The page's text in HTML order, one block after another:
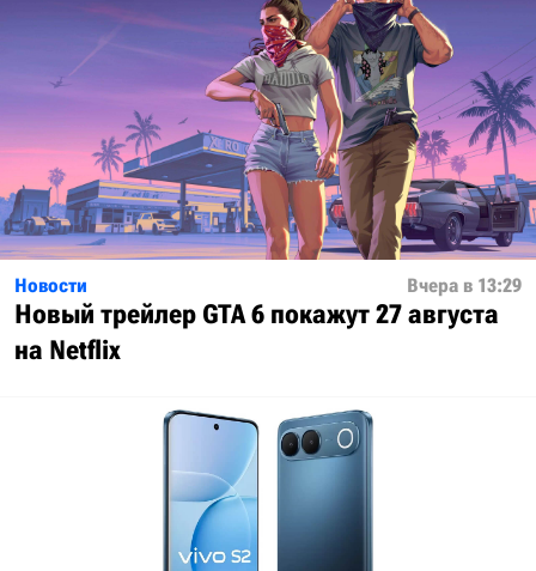
Новости Вчера в 13:29
Новый трейлер GTA 6 покажут 27 августа
на Netflix